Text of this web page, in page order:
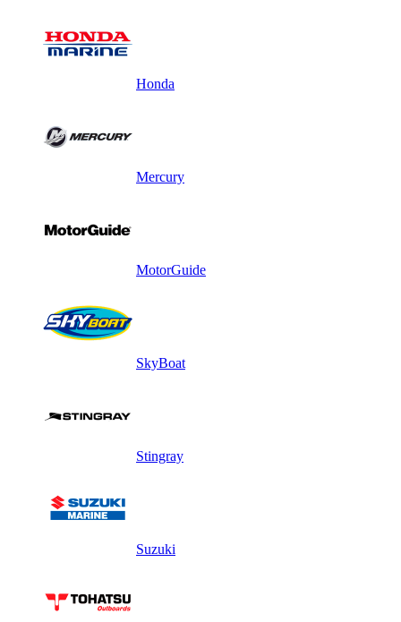
Honda
Mercury
MotorGuide
SkyBoat
Stingray
Suzuki